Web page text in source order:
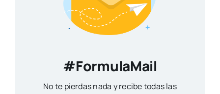
#FormulaMail
No te pierdas nada y recibe todas las